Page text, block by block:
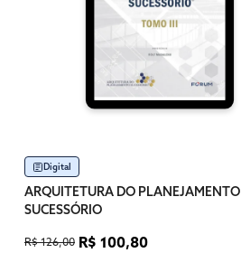
Digital
ARQUITETURA DO PLANEJAMENTO
SUCESSÓRIO
R$ 126,00 R$ 100,80